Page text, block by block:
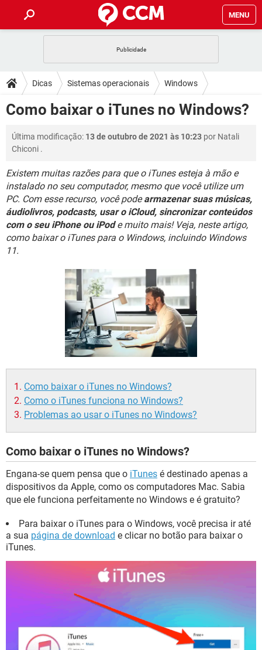
MENU
CELULAR FACEBOOK
OUTLOOK EXCEL
GUIA DE COMPRAS
DICAS
JOGOS WHATSAPP
CELULAR FACEBOOK
OUTLOOK EXCEL
GUIA DE COMPRAS
DOWNLOADS
CELULAR
INSTAGRAM GMAIL
GUIA DE COMPRAS
FÓRUM
CELULAR FACEBOOK
OUTLOOK EXCEL
INSTAGRAM GMAIL
GUIA DE COMPRAS
JOGOS WHATSAPP
CELULAR FACEBOOK
OUTLOOK EXCEL
INSTAGRAM
Dicas Sistemas operacionais Windows
Como baixar o iTunes no Windows?
Última modificação: 13 de outubro de 2021 às 10:23 por Natali
Chiconi .
Existem muitas razões para que o iTunes esteja à mão e
instalado no seu computador, mesmo que você utilize um
PC. Com esse recurso, você podearmazenar suas músicas,
áudiolivros, podcasts, usar o iCloud, sincronizar conteúdos
com o seu iPhone ou iPode muito mais! Veja, neste artigo,
como baixar o iTunes para o Windows, incluindo Windows
11.
Como baixar o iTunes no Windows?
Como o iTunes funciona no Windows?
Problemas ao usar o iTunes no Windows?
Como baixar o iTunes no Windows?
Engana-se quem pensa que o iTunes é destinado apenas a
dispositivos da Apple, como os computadores Mac. Sabia
que ele funciona perfeitamente no Windows e é gratuito?
Para baixar o iTunes para o Windows, você precisa ir até
a sua página de download e clicar no botão para baixar o
iTunes.